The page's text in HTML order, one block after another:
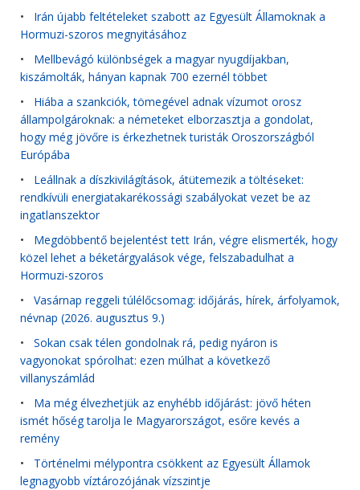
• Irán újabb feltételeket szabott az Egyesült Államoknak a
Hormuzi-szoros megnyitásához
• Mellbevágó különbségek a magyar nyugdíjakban,
kiszámolták, hányan kapnak 700 ezernél többet
• Hiába a szankciók, tömegével adnak vízumot orosz
állampolgároknak: a németeket elborzasztja a gondolat,
hogy még jövőre is érkezhetnek turisták Oroszországból
Európába
• Leállnak a díszkivilágítások, átütemezik a töltéseket:
rendkívüli energiatakarékossági szabályokat vezet be az
ingatlanszektor
• Megdöbbentő bejelentést tett Irán, végre elismerték, hogy
közel lehet a béketárgyalások vége, felszabadulhat a
Hormuzi-szoros
• Vasárnap reggeli túlélőcsomag: időjárás, hírek, árfolyamok,
névnap (2026. augusztus 9.)
• Sokan csak télen gondolnak rá, pedig nyáron is
vagyonokat spórolhat: ezen múlhat a következő
villanyszámlád
• Ma még élvezhetjük az enyhébb időjárást: jövő héten
ismét hőség tarolja le Magyarországot, esőre kevés a
remény
• Történelmi mélypontra csökkent az Egyesült Államok
legnagyobb víztározójának vízszintje